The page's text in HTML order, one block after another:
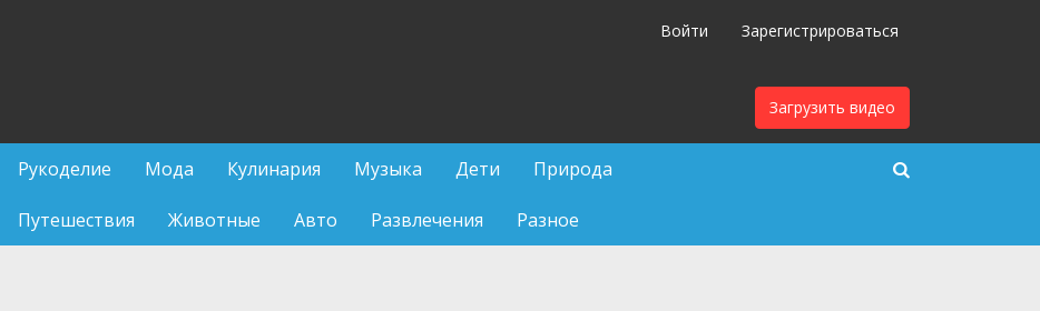
Войти Зарегистрироваться
Загрузить видео
Рукоделие Мода Кулинария Музыка Дети Природа
Путешествия Животные Авто Развлечения Разное